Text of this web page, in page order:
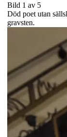
Bild 1 av 5
Död poet utan
gravsten.